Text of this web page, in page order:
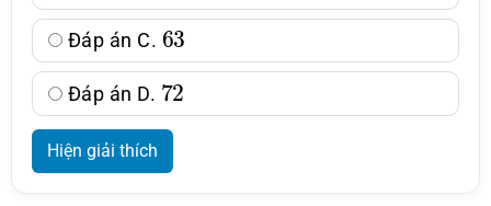
Đáp án C.
63
Đáp án D.
72
Hiện giải thích